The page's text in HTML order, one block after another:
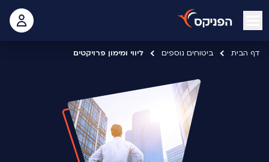
open mobile menu
דף הבית ביטוחים נוספים ליווי ומימון פרויקטים